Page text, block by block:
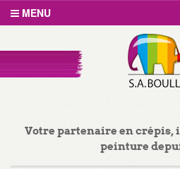
MENU
Votre partenaire en crépis,
peinture